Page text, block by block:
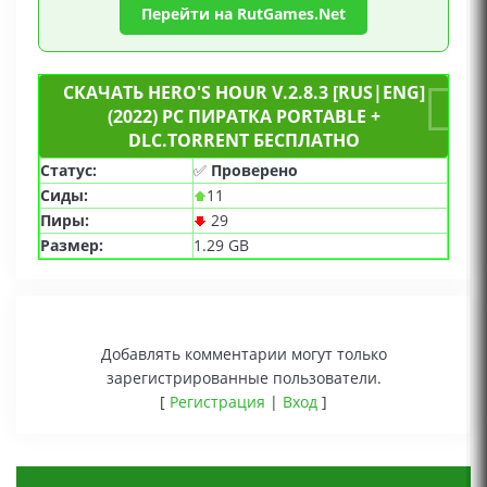
Перейти на RutGames.Net
СКАЧАТЬ HERO'S HOUR V.2.8.3 [RUS|ENG]
(2022) PC ПИРАТКА PORTABLE +
DLC.TORRENT БЕСПЛАТНО
Статус: ✅ Проверено
Сиды:
11
Пиры:
29
Размер:
1.29 GB
Добавлять комментарии могут только
зарегистрированные пользователи.
[ Регистрация | Вход ]